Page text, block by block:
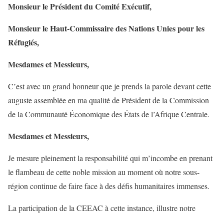
Monsieur le Président du Comité Exécutif,
Monsieur le Haut-Commissaire des Nations Unies pour les
Réfugiés,
Mesdames et Messieurs,
C’est avec un grand honneur que je prends la parole devant cette
auguste assemblée en ma qualité de Président de la Commission
de la Communauté Économique des États de l’Afrique Centrale.
Mesdames et Messieurs,
Je mesure pleinement la responsabilité qui m’incombe en prenant
le flambeau de cette noble mission au moment où notre sous-
région continue de faire face à des défis humanitaires immenses.
La participation de la CEEAC à cette instance, illustre notre